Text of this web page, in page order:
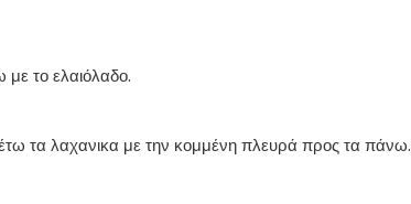
το ελαιόλαδο.
τα λαχανικα με την κομμένη πλευρά προς τα πάνω.